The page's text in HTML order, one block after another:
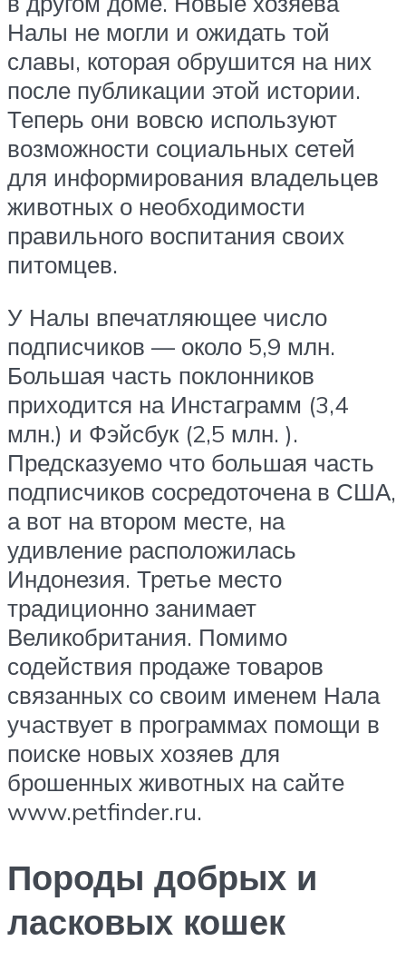
Налы не могли и ожидать той
славы, которая обрушится на них
после публикации этой истории.
Теперь они вовсю используют
возможности социальных сетей
для информирования владельцев
животных о необходимости
правильного воспитания своих
питомцев.
У Налы впечатляющее число
подписчиков — около 5,9 млн.
Большая часть поклонников
приходится на Инстаграмм (3,4
млн.) и Фэйсбук (2,5 млн. ).
Предсказуемо что большая часть
подписчиков сосредоточена в США,
а вот на втором месте, на
удивление расположилась
Индонезия. Третье место
традиционно занимает
Великобритания. Помимо
содействия продаже товаров
связанных со своим именем Нала
участвует в программах помощи в
поиске новых хозяев для
брошенных животных на сайте
www.petfinder.ru.
Породы добрых и
ласковых кошек